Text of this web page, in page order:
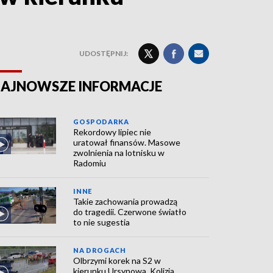
UDOSTĘPNIJ:
INFORMACJE
GOSPODARKA
Rekordowy lipiec nie
uratował finansów. Masowe
zwolnienia na lotnisku w
Radomiu
INNE
Takie zachowania prowadzą
do tragedii. Czerwone światło
to nie sugestia
NA DROGACH
Olbrzymi korek na S2 w
kierunku Ursynowa. Kolizja